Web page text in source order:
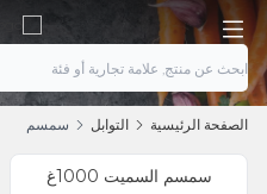
الصفحة الرئيسية التوابل سمسم
سمسم السميت 1000غ